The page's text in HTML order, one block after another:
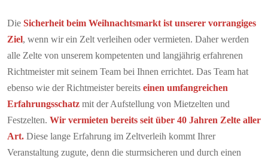
Die Sicherheit beim Weihnachtsmarkt ist unserer vorrangiges
Ziel, wenn wir ein Zelt verleihen oder vermieten. Daher werden
alle Zelte von unserem kompetenten und langjährig erfahrenen
Richtmeister mit seinem Team bei Ihnen errichtet. Das Team hat
ebenso wie der Richtmeister bereits einen umfangreichen
Erfahrungsschatz mit der Aufstellung von Mietzelten und
Festzelten. Wir vermieten bereits seit über 40 Jahren Zelte aller
Art. Diese lange Erfahrung im Zeltverleih kommt Ihrer
Veranstaltung zugute, denn die sturmsicheren und durch einen